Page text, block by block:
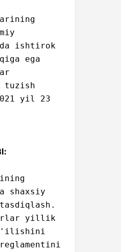
ishtirok
ega
tuzish
yil 23
shaxsiy
yillik